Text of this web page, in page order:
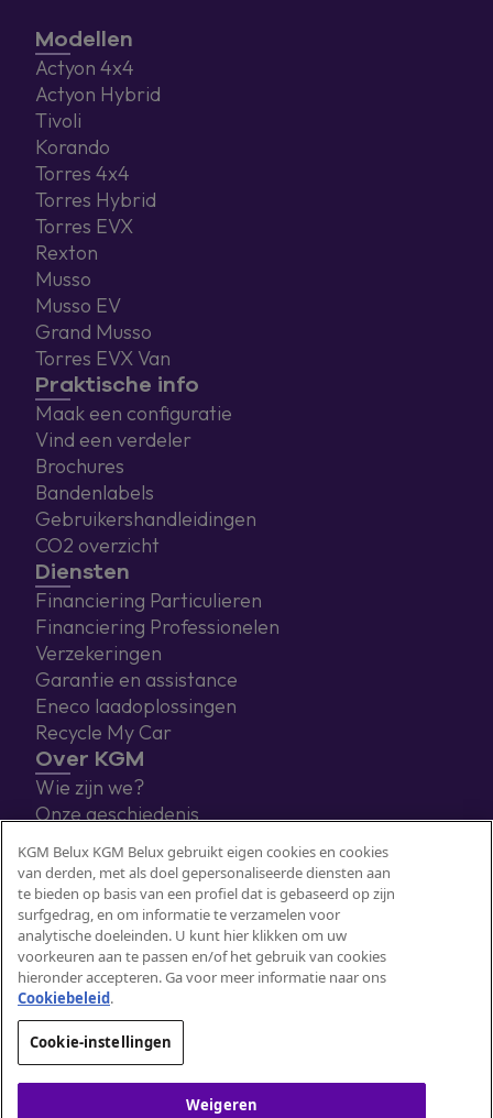
Modellen
Actyon 4x4
Actyon Hybrid
Tivoli
Korando
Torres 4x4
Torres Hybrid
Torres EVX
Rexton
Musso
Musso EV
Grand Musso
Torres EVX Van
Praktische info
Maak een configuratie
Vind een verdeler
Brochures
Bandenlabels
Gebruikershandleidingen
CO2 overzicht
Diensten
Financiering Particulieren
Financiering Professionelen
Verzekeringen
Garantie en assistance
Eneco laadoplossingen
Recycle My Car
Over KGM
Wie zijn we?
Onze geschiedenis
Blog
Contact
Cookie beleid
Wettelijke aspecten
KGM Belux KGM Belux gebruikt eigen cookies en cookies
van derden, met als doel gepersonaliseerde diensten aan
te bieden op basis van een profiel dat is gebaseerd op zijn
surfgedrag, en om informatie te verzamelen voor
analytische doeleinden. U kunt hier klikken om uw
voorkeuren aan te passen en/of het gebruik van cookies
hieronder accepteren. Ga voor meer informatie naar ons
Cookiebeleid.​
Cookie-instellingen
Weigeren